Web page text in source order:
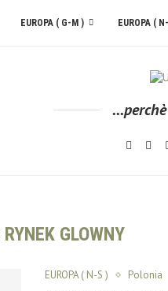
EUROPA ( G-M ) EUROPA (
RYNEK GLOWNY
EUROPA ( N-S ) Polonia